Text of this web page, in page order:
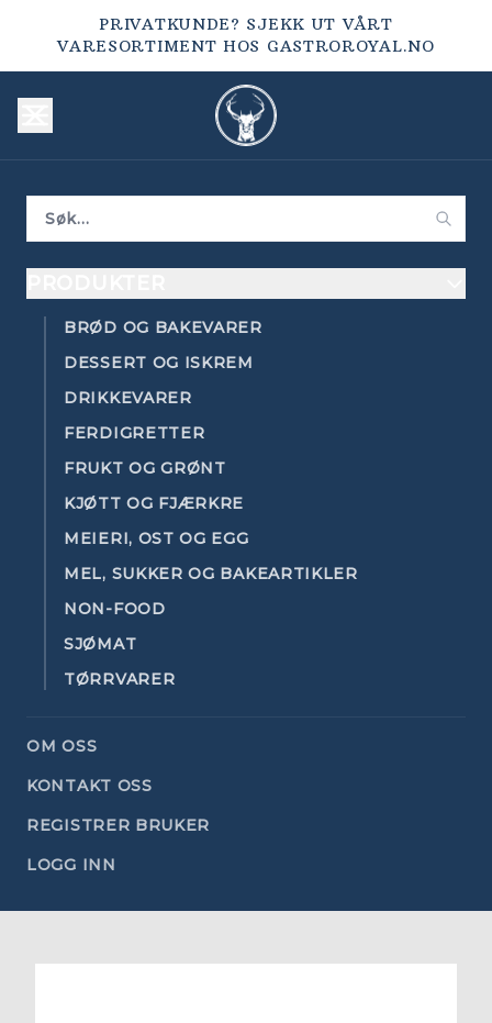
PRIVATKUNDE? SJEKK UT VÅRT
VARESORTIMENT HOS GASTROROYAL.NO
BRØD OG BAKEVARER
DESSERT OG ISKREM
DRIKKEVARER
FERDIGRETTER
FRUKT OG GRØNT
KJØTT OG FJÆRKRE
MEIERI, OST OG EGG
MEL, SUKKER OG BAKEARTIKLER
NON-FOOD
SJØMAT
TØRRVARER
OM OSS
KONTAKT OSS
REGISTRER BRUKER
LOGG INN